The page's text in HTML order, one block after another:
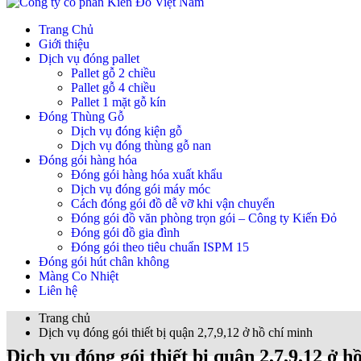
Trang Chủ
Giới thiệu
Dịch vụ đóng pallet
Pallet gỗ 2 chiều
Pallet gỗ 4 chiều
Pallet 1 mặt gỗ kín
Đóng Thùng Gỗ
Dịch vụ đóng kiện gỗ
Dịch vụ đóng thùng gỗ nan
Đóng gói hàng hóa
Đóng gói hàng hóa xuất khẩu
Dịch vụ đóng gói máy móc
Cách đóng gói đồ dễ vỡ khi vận chuyển
Đóng gói đồ văn phòng trọn gói – Công ty Kiến Đỏ
Đóng gói đồ gia đình
Đóng gói theo tiêu chuẩn ISPM 15
Đóng gói hút chân không
Màng Co Nhiệt
Liên hệ
Trang chủ
Dịch vụ đóng gói thiết bị quận 2,7,9,12 ở hồ chí minh
Dịch vụ đóng gói thiết bị quận 2,7,9,12 ở